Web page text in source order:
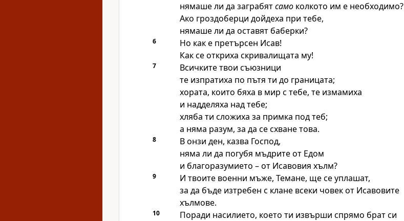
нямаше ли да заграбятсамоколкото им е необходимо?
Ако гроздоберци дойдеха при тебе,
нямаше ли да оставят баберки?
6
Но как е претърсен Исав!
Как се откриха скривалищата му!
7
Всичките твои съюзници
те изпратиха по пътя ти до границата;
хората, които бяха в мир с тебе, те измамиха
и надделяха над тебе;
хляба ти сложиха за примка под теб;
а няма разум, за да се схване това.
8 В онзи ден, казва Господ,
няма ли да погубя мъдрите от Едом
и благоразумието – от Исавовия хълм?
9
И твоите военни мъже, Темане, ще се уплашат,
за да бъде изтребен с клане всеки човек от Исавовите
хълмове.
10
Поради насилието, което ти извърши спрямо брат си